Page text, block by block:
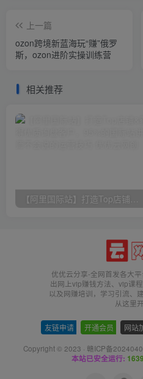
上一篇
ozon跨境新蓝海玩“赚”俄罗
斯，ozon进阶实操训练营
相关推荐
优优云分享-全网首发各大
出网上vip赚钱方法、vip课
以及网赚培训，学习引流、
从这里
友链申请 开通会员 网站
Copyright © 2023 · 赣ICP备
本站已安全运行: